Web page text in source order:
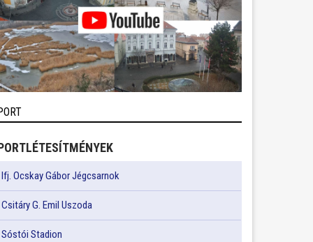
Ifj. Ocskay Gábor Jégcsarnok
Csitáry G. Emil Uszoda
Sóstói Stadion